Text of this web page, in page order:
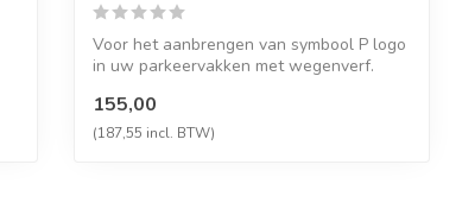
Voor het aanbrengen van symbool P logo
in uw parkeervakken met wegenverf.
155,00
(187,55 incl. BTW)